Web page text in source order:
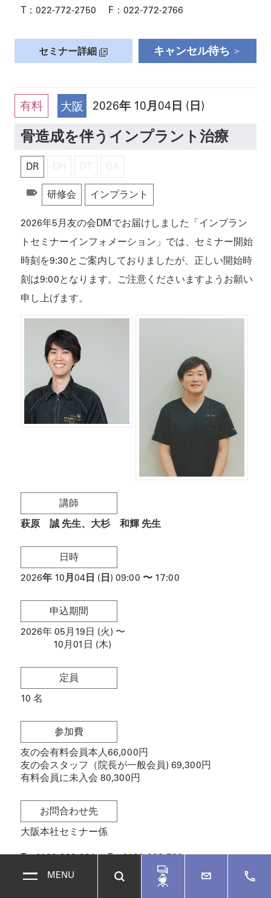
T： 022-772-2750 F： 022-772-2766
セミナー詳細 キャンセル待ち
有料 大阪 2026年 10月04日 (日)
骨造成を伴うインプラント治療
DR
研修会 インプラント
2026年5月友の会DMでお届けしました「インプラン
トセミナーインフォメーション」では、セミナー開始
時刻を9:30とご案内しておりましたが、正しい開始時
刻は9:00となります。ご注意くださいますようお願い
申し上げます。
講師
萩原 誠 先生 大杉 和輝 先生
日時
2026年 10月04日 (日) 09:00 〜 17:00
申込期間
2026年 05月19日 (火) 〜
10月01日 (木)
定員
10 名
参加費
友の会有料会員本人66,000円
友の会スタッフ（院長が一般会員) 69,300円
有料会員に未入会 80,300円
お問合わせ先
大阪本社セミナー係
MENU